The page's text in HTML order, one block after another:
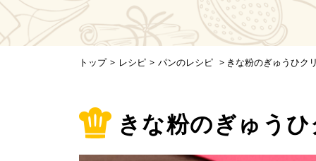
トップ > レシピ > パンのレシピ > きな粉のぎゅうひク
きな粉のぎゅう